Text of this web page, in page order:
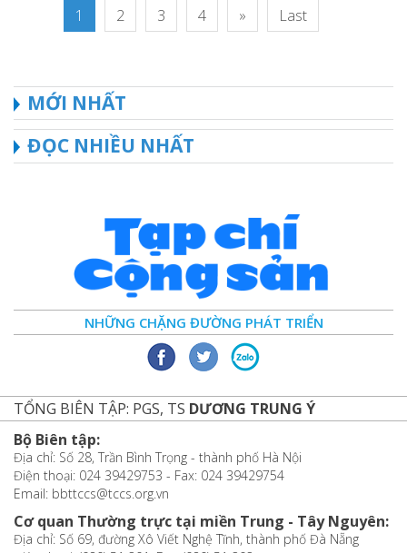
1 2 3 4 » Last
MỚI NHẤT
ĐỌC NHIỀU NHẤT
NHỮNG CHẶNG ĐƯỜNG PHÁT TRIỂN
TỔNG BIÊN TẬP: PGS, TS DƯƠNG TRUNG Ý
Bộ Biên tập:
Địa chỉ: Số 28, Trần Bình Trọng - thành phố Hà Nội
Điện thoại: 024 39429753 - Fax: 024 39429754
Email: bbttccs@tccs.org.vn
Cơ quan Thường trực tại miền Trung - Tây Nguyên:
Địa chỉ: Số 69, đường Xô Viết Nghệ Tĩnh, thành phố Đà Nẵng